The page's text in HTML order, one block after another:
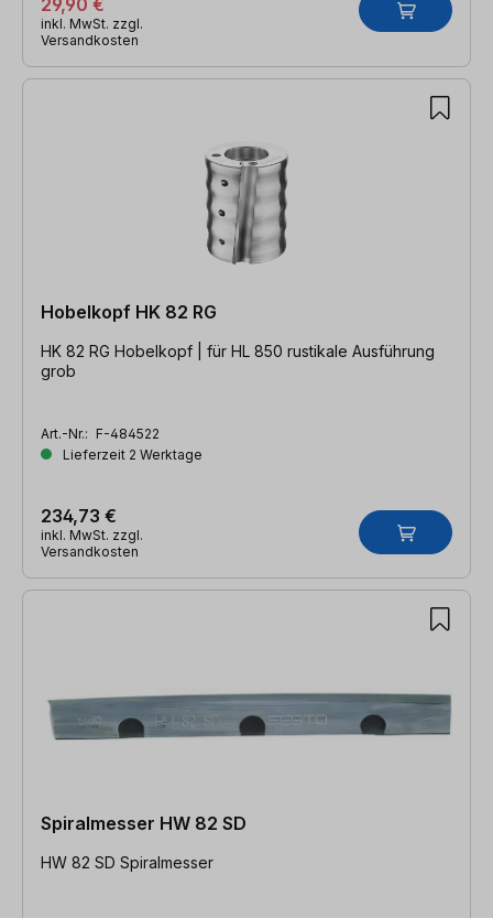
inkl. MwSt. zzgl.
Versandkosten
Hobelkopf HK 82 RG
HK 82 RG Hobelkopf | für HL 850 rustikale Ausführung
grob
Art.-Nr.: F-484522
Lieferzeit 2 Werktage
234,73 €
inkl. MwSt. zzgl.
Versandkosten
Spiralmesser HW 82 SD
HW 82 SD Spiralmesser